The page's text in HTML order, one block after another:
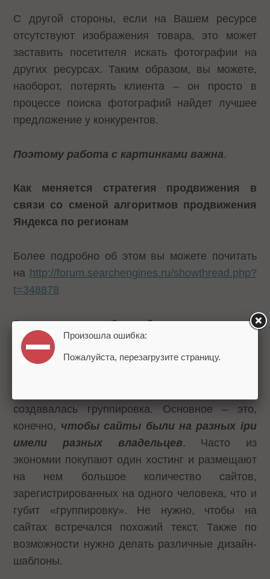
С другой стороны, если на Вашем ресурсе
отсутствуют изображения товара, это может
заставить посетителя искать фотографии на
других ресурсах. Таким образом, вы можете,
наоборот, потерять клиента – он просто в
процессе поиска фотографий найдет лучшее
предложение у конкурентов.
Поэтому работа с картинками важна.
Как меняется стратегия продвижения в
связи со сменой алгоритмов продвижения
Яндекса по регионам
Более подробно об этом вы можете почитать
на http://forum.searchengines.ru/showthread.php?
t=348878
Расскажите про баны больших количеств
сайтов. Как не спалить группировку сайтов
(не перелинкованную)?
создавалась группировка. Основное – это,
конечно, чтобы сайты были на разных ipи
имели разных владельцев. Часто из
экономии покупают один хостинг и размещают
на нем большое количество сайтов,
зарегистрированных на одного человека, что и
губит «группировку». Не нужно, чтобы на
сайтах встречался похожий текст. Также по
возможности нужно делать различные дизайн-
шаблоны.
Произошла ошибка:
Пожалуйста, перезагрузите страницу.